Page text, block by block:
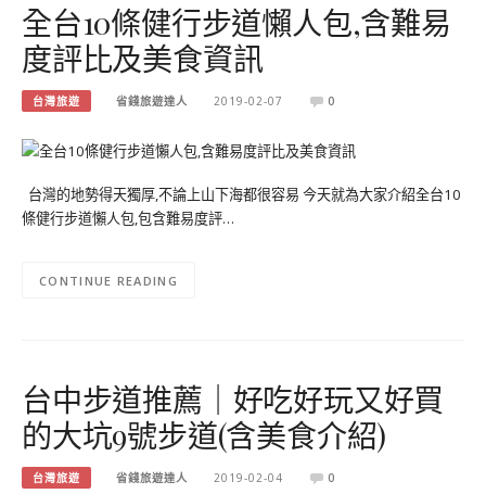
全台10條健行步道懶人包,含難易
度評比及美食資訊
台灣旅遊 省錢旅遊達人 2019-02-07 0
台灣的地勢得天獨厚,不論上山下海都很容易 今天就為大家介紹全台10
條健行步道懶人包,包含難易度評…
CONTINUE READING
台中步道推薦｜好吃好玩又好買
的大坑9號步道(含美食介紹)
台灣旅遊 省錢旅遊達人 2019-02-04 0